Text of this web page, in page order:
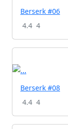
Berserk #06
4.4 4
Berserk #08
4.4 4